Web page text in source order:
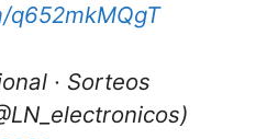
· Sorteos